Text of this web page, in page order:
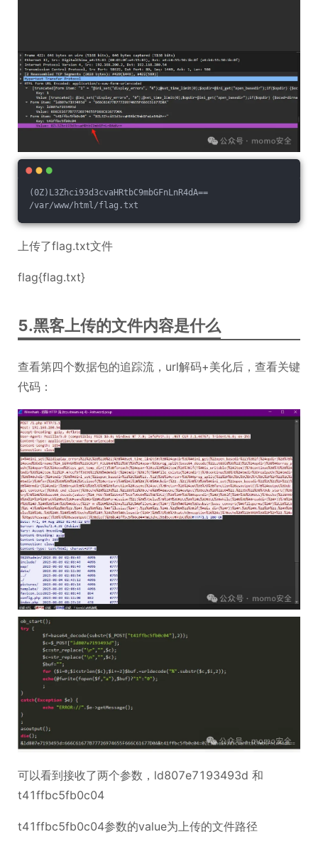
(0Z)L3Zhci93d3cvaHRtbC9mbGFnLnR4dA==
/var/www/html/flag.txt
上传了flag.txt文件
flag{flag.txt}
5.黑客上传的文件内容是什么
查看第四个数据包的追踪流，url解码+美化后，查看关键
代码：
可以看到接收了两个参数，ld807e7193493d 和
t41ffbc5fb0c04
t41ffbc5fb0c04参数的value为上传的文件路径